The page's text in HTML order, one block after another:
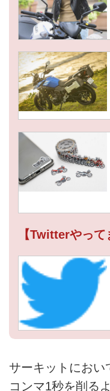
【Twitterやって
サーキットにおい
コンマ1秒を削る